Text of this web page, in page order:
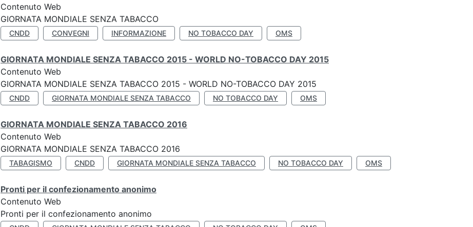
Contenuto Web
GIORNATA MONDIALE SENZA TABACCO
CNDD CONVEGNI INFORMAZIONE NO TOBACCO DAY OMS
GIORNATA MONDIALE SENZA TABACCO 2015 - WORLD NO-TOBACCO DAY 2015
Contenuto Web
GIORNATA MONDIALE SENZA TABACCO 2015 - WORLD NO-TOBACCO DAY 2015
CNDD GIORNATA MONDIALE SENZA TABACCO NO TOBACCO DAY OMS
GIORNATA MONDIALE SENZA TABACCO 2016
Contenuto Web
GIORNATA MONDIALE SENZA TABACCO 2016
TABAGISMO CNDD GIORNATA MONDIALE SENZA TABACCO NO TOBACCO DAY OMS
Pronti per il confezionamento anonimo
Contenuto Web
Pronti per il confezionamento anonimo